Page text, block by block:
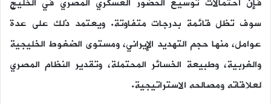
سوف تظل قائمة بدرجات متفاوتة. ويعتمد ذلك على عدة
عوامل، منها حجم التهديد الإيراني، ومستوى الضغوط الخليجية
والغربية، وطبيعة الخسائر المحتملة، وتقدير النظام المصري
لعلاقاته ومصالحه الاستراتيجية.